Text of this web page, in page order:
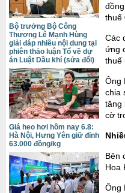
thuế
Các
ứng
thuế
Ông
chia
tăng
cờ
Bên
Hoa
Ông
Bộ trưởng Bộ Công
Thương Lê Mạnh Hùng
giải đáp nhiều nội dung tại
phiên thảo luận Tổ về dự
án Luật Dầu khí (sửa đổi)
Giá heo hơi hôm nay 6.8:
Hà Nội, Hưng Yên giữ đỉnh
63.000 đồng/kg